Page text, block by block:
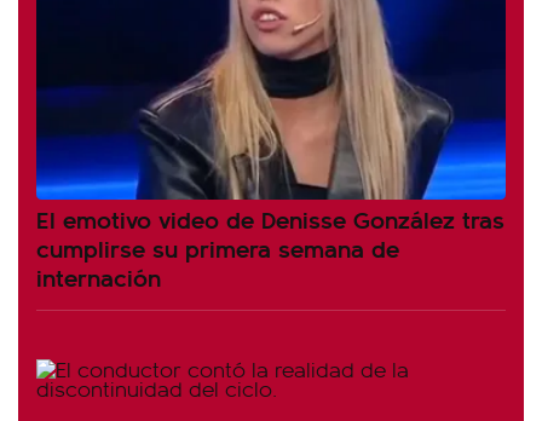
El emotivo video de Denisse González tras
cumplirse su primera semana de
internación